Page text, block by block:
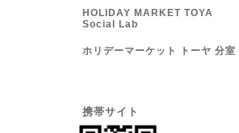
HOLIDAY MARKET TOYA
Social Lab
ホリデーマーケット トーヤ 分室
携帯サイト